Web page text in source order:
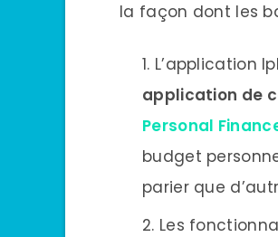
la façon dont les
L’application
application de
Personal
budget
parier que
Les